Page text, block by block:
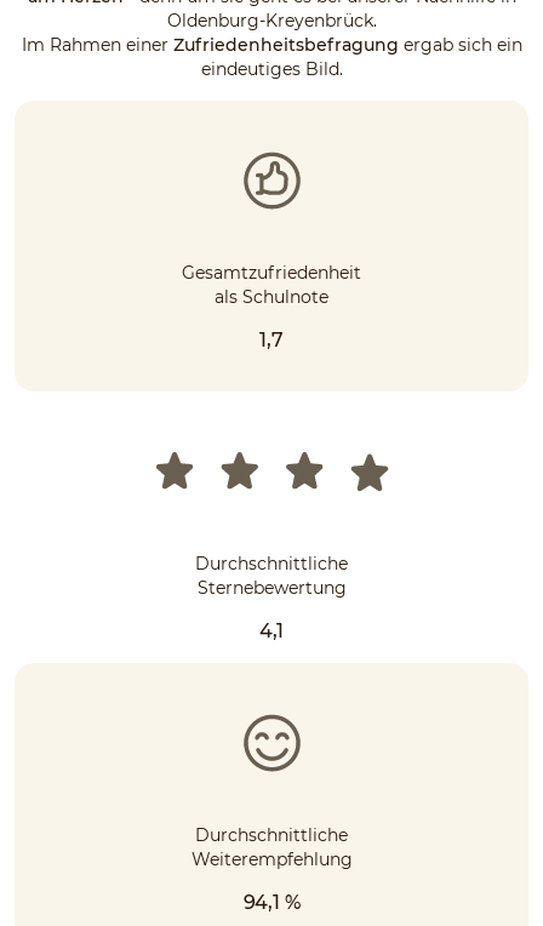
Oldenburg-Kreyenbrück.
Im Rahmen einer Zufriedenheitsbefragung ergab sich ein
eindeutiges Bild.
Gesamtzufriedenheit
als Schulnote
1,7
Durchschnittliche
Sternebewertung
4,1
Durchschnittliche
Weiterempfehlung
94,1 %